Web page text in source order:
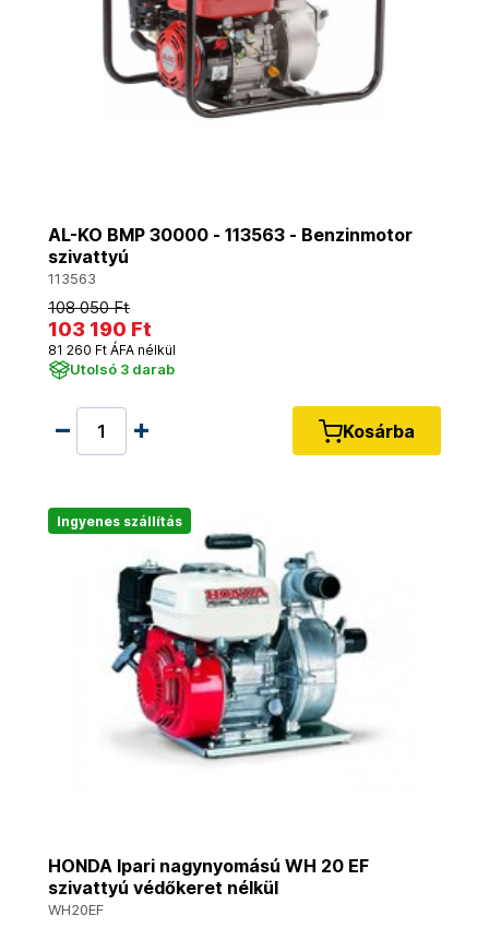
AL-KO BMP 30000 - 113563 - Benzinmotor
szivattyú
113563
108 050 Ft
103 190 Ft
81 260 Ft ÁFA nélkül
Utolsó 3 darab
Kosárba
Ingyenes szállítás
HONDA Ipari nagynyomású WH 20 EF
szivattyú védőkeret nélkül
WH20EF